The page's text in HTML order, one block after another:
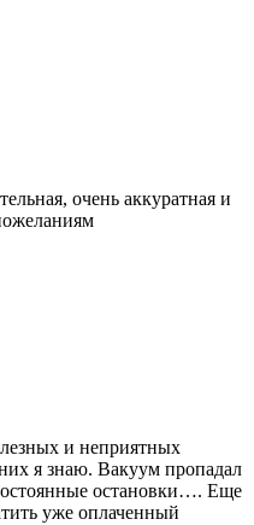
очень аккуратная и
и неприятных
я знаю. Вакуум пропадал
остановки…. Еще
уже оплаченный